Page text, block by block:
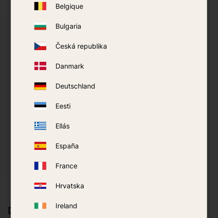
Belgique
Bulgaria
Česká republika
Danmark
Deutschland
Eesti
Ellás
España
France
Hrvatska
Ireland
Mini Mata-Mosquito
Swissinno LED 3W
kr
COMPRAR
Descrição dos fatos